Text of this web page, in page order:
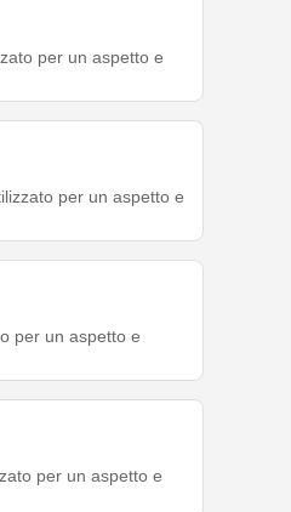
per un aspetto e
per un aspetto e
per un aspetto e
per un aspetto e